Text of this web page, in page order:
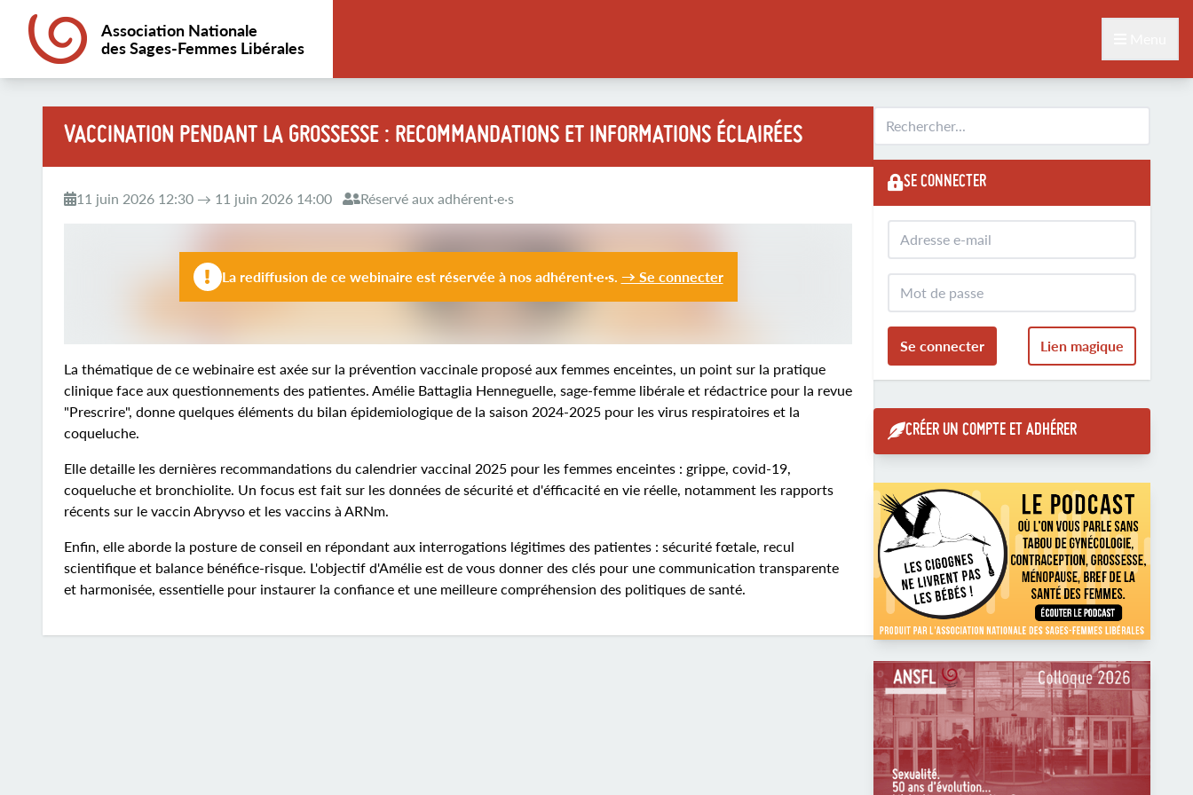
Association Nationale
des Sages-Femmes Libérales
VACCINATION PENDANT LA GROSSESSE : RECOMMANDATIONS ET INFORMATIONS ÉCLAIRÉES
11 juin 2026 12:30 → 11 juin 2026 14:00 Réservé aux adhérent·e·s
La rediffusion de ce webinaire est réservée à nos adhérent·e·s. → Se connecter
La thématique de ce webinaire est axée sur la prévention vaccinale proposé aux femmes enceintes, un point sur la pratique
clinique face aux questionnements des patientes. Amélie Battaglia Henneguelle, sage-femme libérale et rédactrice pour la revue
"Prescrire", donne quelques éléments du bilan épidemiologique de la saison 2024-2025 pour les virus respiratoires et la
coqueluche.
Elle detaille les dernières recommandations du calendrier vaccinal 2025 pour les femmes enceintes : grippe, covid-19,
coqueluche et bronchiolite. Un focus est fait sur les données de sécurité et d'éfficacité en vie réelle, notamment les rapports
récents sur le vaccin Abryvso et les vaccins à ARNm.
Enfin, elle aborde la posture de conseil en répondant aux interrogations légitimes des patientes : sécurité fœtale, recul
scientifique et balance bénéfice-risque. L'objectif d'Amélie est de vous donner des clés pour une communication transparente
et harmonisée, essentielle pour instaurer la confiance et une meilleure compréhension des politiques de santé.
SE CONNECTER
Se connecter Lien magique
CRÉER UN COMPTE ET ADHÉRER